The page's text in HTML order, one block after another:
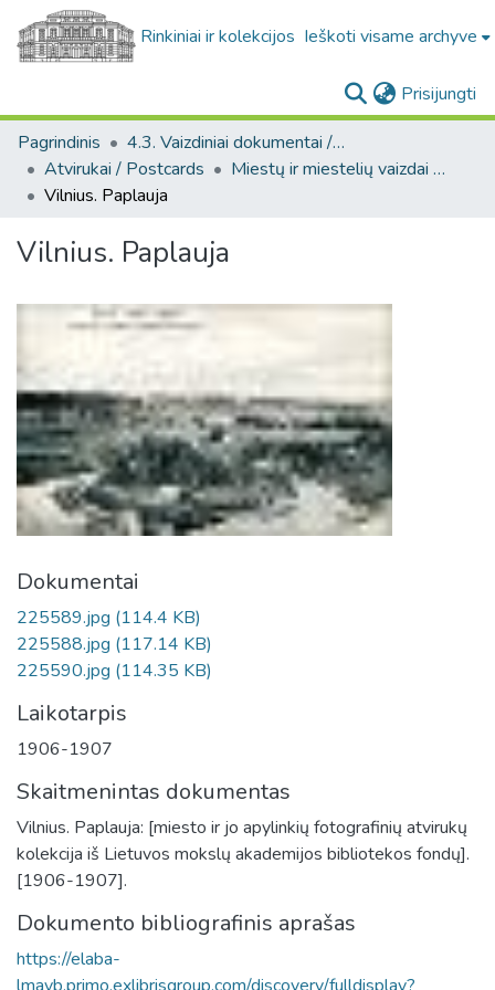
Rinkiniai ir kolekcijos Ieškoti visame archyve
Prisijungti
Pagrindinis
4.3. Vaizdiniai dokumentai / Visual documents
Atvirukai / Postcards
Miestų ir miestelių vaizdai atvirukuose / Postcard views of cities and towns
Vilnius. Paplauja
Vilnius. Paplauja
Dokumentai
225589.jpg (114.4 KB)
225588.jpg (117.14 KB)
225590.jpg (114.35 KB)
Laikotarpis
1906-1907
Skaitmenintas dokumentas
Vilnius. Paplauja: [miesto ir jo apylinkių fotografinių atvirukų
kolekcija iš Lietuvos mokslų akademijos bibliotekos fondų].
[1906-1907].
Dokumento bibliografinis aprašas
https://elaba-